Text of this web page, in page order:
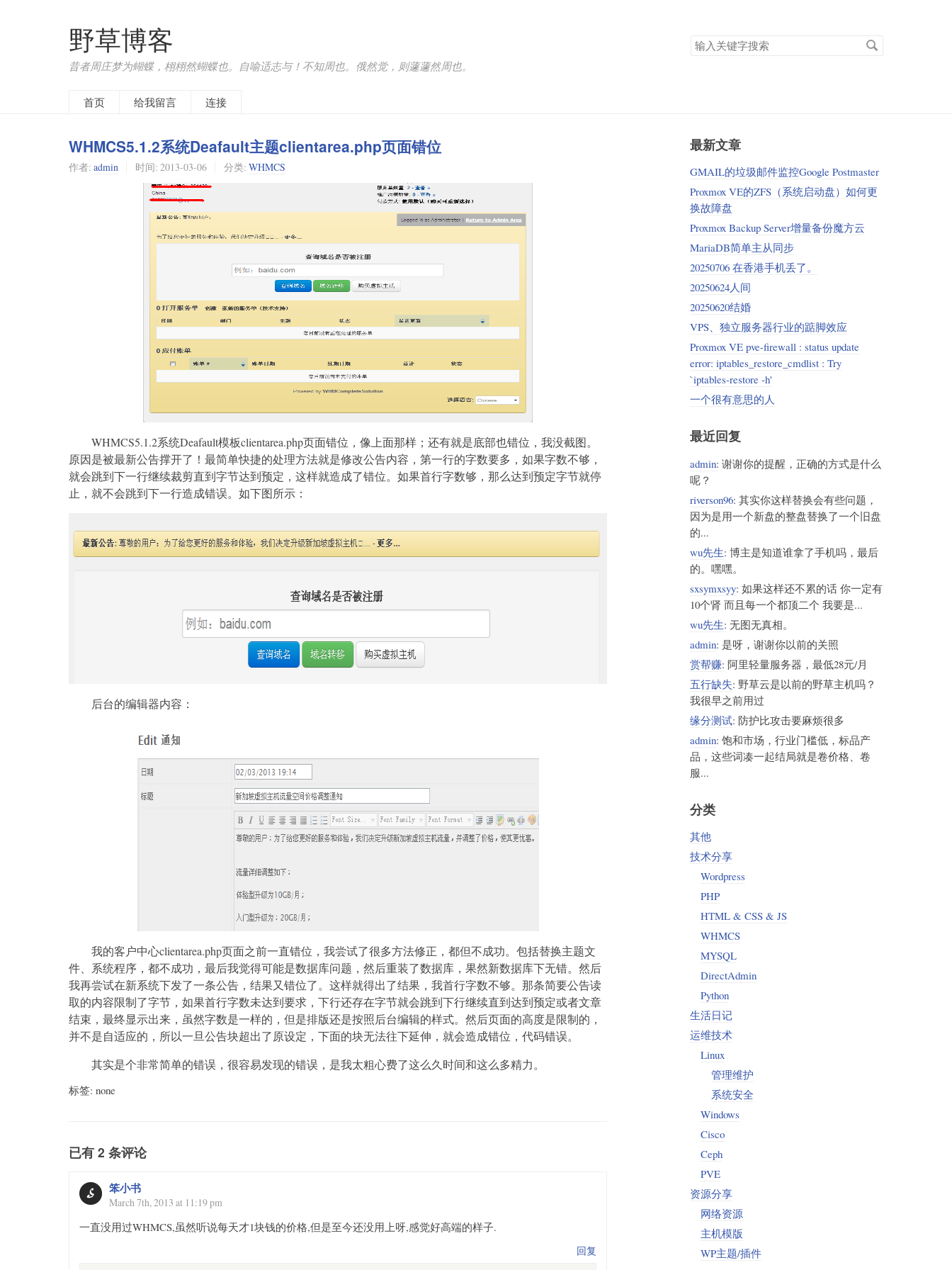
野草博客
昔者周庄梦为蝴蝶，栩栩然蝴蝶也。自喻适志与！不知周也。俄然觉，则蘧蘧然周也。
搜
索
首页
给我留言 连接
WHMCS5.1.2系统Deafault主题clientarea.php页面错位
作者: admin 时间: 2013-03-06 分类: WHMCS
WHMCS5.1.2系统Deafault模板clientarea.php页面错位，像上面那样；还有就是底部也错位，我没截图。
原因是被最新公告撑开了！最简单快捷的处理方法就是修改公告内容，第一行的字数要多，如果字数不够，
就会跳到下一行继续裁剪直到字节达到预定，这样就造成了错位。如果首行字数够，那么达到预定字节就停
止，就不会跳到下一行造成错误。如下图所示：
后台的编辑器内容：
我的客户中心clientarea.php页面之前一直错位，我尝试了很多方法修正，都但不成功。包括替换主题文
件、系统程序，都不成功，最后我觉得可能是数据库问题，然后重装了数据库，果然新数据库下无错。然后
我再尝试在新系统下发了一条公告，结果又错位了。这样就得出了结果，我首行字数不够。那条简要公告读
取的内容限制了字节，如果首行字数未达到要求，下行还存在字节就会跳到下行继续直到达到预定或者文章
结束，最终显示出来，虽然字数是一样的，但是排版还是按照后台编辑的样式。然后页面的高度是限制的，
并不是自适应的，所以一旦公告块超出了原设定，下面的块无法往下延伸，就会造成错位，代码错误。
其实是个非常简单的错误，很容易发现的错误，是我太粗心费了这么久时间和这么多精力。
标签: none
已有 2 条评论
笨小书
March 7th, 2013 at 11:19 pm
一直没用过WHMCS,虽然听说每天才1块钱的价格,但是至今还没用上呀,感觉好高端的样子.
回复
最新文章
GMAIL的垃圾邮件监控Google Postmaster
Proxmox VE的ZFS（系统启动盘）如何更
换故障盘
Proxmox Backup Server增量备份魔方云
MariaDB简单主从同步
20250706 在香港手机丢了。
20250624人间
20250620结婚
VPS、独立服务器行业的踮脚效应
Proxmox VE pve-firewall : status update
error: iptables_restore_cmdlist : Try
`iptables-restore -h'
一个很有意思的人
最近回复
admin: 谢谢你的提醒，正确的方式是什么
呢？
riverson96: 其实你这样替换会有些问题，
因为是用一个新盘的整盘替换了一个旧盘
的...
wu先生: 博主是知道谁拿了手机吗，最后
的。嘿嘿。
sxsymxsyy: 如果这样还不累的话 你一定有
10个肾 而且每一个都顶二个 我要是...
wu先生: 无图无真相。
admin: 是呀，谢谢你以前的关照
赏帮赚: 阿里轻量服务器，最低28元/月
五行缺失: 野草云是以前的野草主机吗？
我很早之前用过
缘分测试: 防护比攻击要麻烦很多
admin: 饱和市场，行业门槛低，标品产
品，这些词凑一起结局就是卷价格、卷
服...
分类
其他
技术分享
Wordpress
PHP
HTML & CSS & JS
WHMCS
MYSQL
DirectAdmin
Python
生活日记
运维技术
Linux
管理维护
系统安全
Windows
Cisco
Ceph
PVE
资源分享
网络资源
主机模版
WP主题/插件